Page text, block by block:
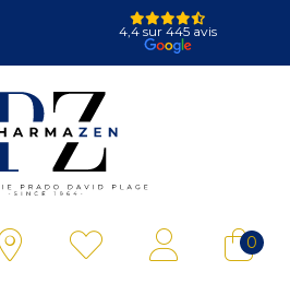
4,4 sur 445 avis
0